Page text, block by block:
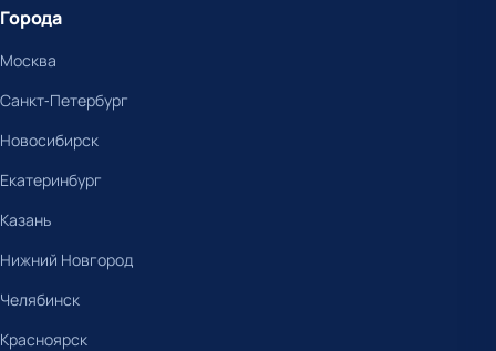
Города
Москва
Санкт-Петербург
Новосибирск
Екатеринбург
Казань
Нижний Новгород
Челябинск
Красноярск